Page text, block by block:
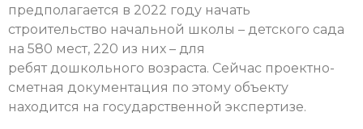
предполагается в 2022 году начать
строительство начальной школы – детского сада
на 580 мест, 220 из них – для
ребят дошкольного возраста. Сейчас проектно-
сметная документация по этому объекту
находится на государственной экспертизе.